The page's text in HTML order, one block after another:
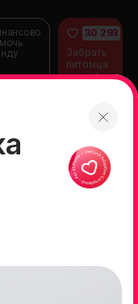
30 293
Забрать
питомца
домой